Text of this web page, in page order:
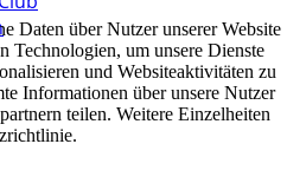
Daten über Nutzer unserer Website
Technologien, um unsere Dienste
und Websiteaktivitäten zu
Informationen über unsere Nutzer
teilen. Weitere Einzelheiten